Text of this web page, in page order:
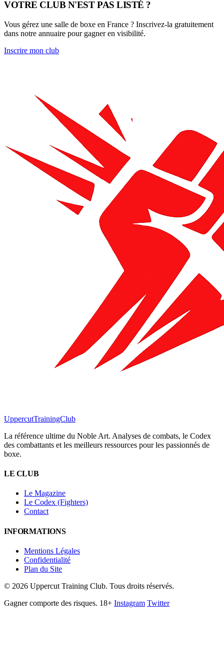
VOTRE CLUB N'EST PAS LISTÉ ?
Vous gérez une salle de boxe en France ? Inscrivez-la gratuitement
dans notre annuaire pour gagner en visibilité.
Inscrire mon club
UppercutTrainingClub
La référence ultime du Noble Art. Analyses de combats, le Codex
des combattants et les meilleurs ressources pour les passionnés de
boxe.
LE CLUB
Le Magazine
Le Codex (Fighters)
Contact
INFORMATIONS
Mentions Légales
Confidentialité
Plan du Site
© 2026 Uppercut Training Club. Tous droits réservés.
Gagner comporte des risques. 18+ Instagram Twitter